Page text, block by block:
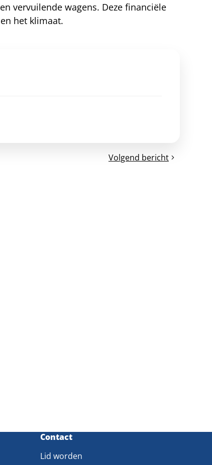
vervuilende wagens. Deze financiële
het klimaat.
Volgend bericht
Persbericht
Contact
Lid worden